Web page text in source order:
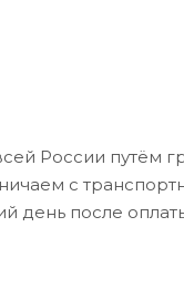
России путём
с
день после